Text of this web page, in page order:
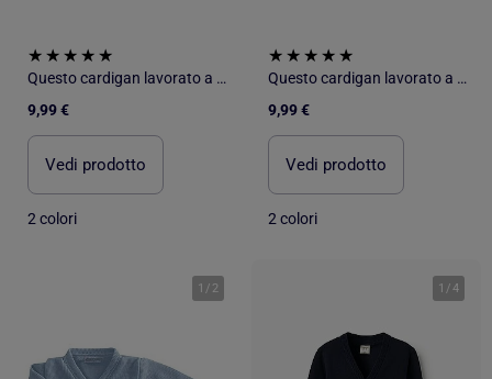
Questo cardigan lavorato a maglia di Les Chatounets
9,99 €
Vedi prodotto
2 colori
Questo cardigan lavorato a maglia di Les Chatounets
9,99 €
Vedi prodotto
2 colori
1 / 2 1 /4